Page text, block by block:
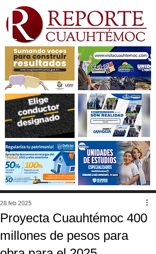
Proyecta Cuauhtémoc 400
millones de pesos para
28 feb 2025